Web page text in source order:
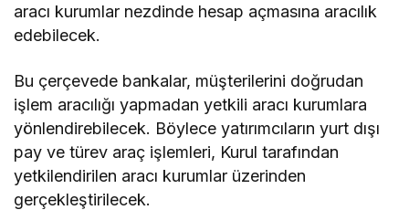
aracı kurumlar nezdinde hesap açmasına aracılık
edebilecek.
Bu çerçevede bankalar, müşterilerini doğrudan
işlem aracılığı yapmadan yetkili aracı kurumlara
yönlendirebilecek. Böylece yatırımcıların yurt dışı
pay ve türev araç işlemleri, Kurul tarafından
yetkilendirilen aracı kurumlar üzerinden
gerçekleştirilecek.